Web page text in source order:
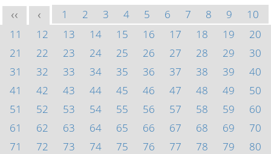
<< < 1 2 3 4 5 6 7 8 9
10
11
12 13 14 15 16 17 18 19
20
21
22 23 24 25 26 27 28 29
30
31
32 33 34 35 36 37 38 39
40
41
42 43 44 45 46 47 48 49
50
51
52 53 54 55 56 57 58 59
60
61
62 63 64 65 66 67 68 69
70
71
72 73 74 75 76 77 78 79
80